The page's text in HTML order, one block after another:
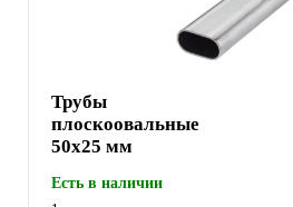
Трубы
плоскоовальные
50х25 мм
Есть в наличии